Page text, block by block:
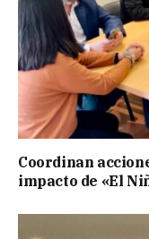
Coordinan
impacto de «El